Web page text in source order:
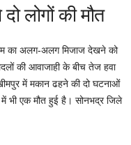
लोगों की मौत
का अलग-अलग मिजाज देखने को
की आवाजाही के बीच तेज हवा
में मकान ढहने की दो घटनाओं
में भी एक मौत हुई है। सोनभद्र जिले